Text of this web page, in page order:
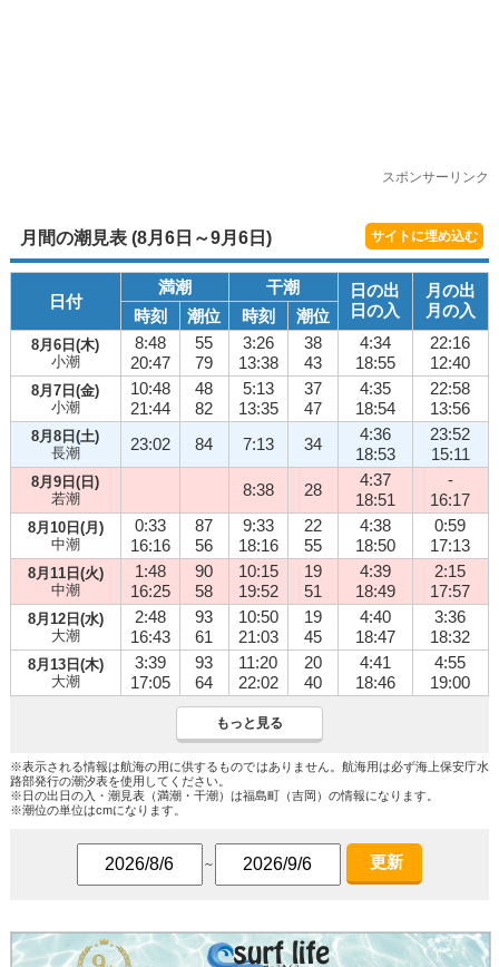
スポンサーリンク
月間の潮見表 (8月6日～9月6日) サイトに埋め込む
日付
満潮 干潮
日の出
日の入
月の出
月の入
時刻 潮位 時刻 潮位
8月6日(木)
小潮
8:48
20:47
55
79
3:26
13:38
38
43
4:34
18:55
22:16
12:40
8月7日(金)
小潮
10:48
21:44
48
82
5:13
13:35
37
47
4:35
18:54
22:58
13:56
8月8日(土)
長潮
23:02 84 7:13 34
4:36
18:53
23:52
15:11
8月9日(日)
若潮
8:38 28
4:37
18:51
-
16:17
8月10日(月)
中潮
0:33
16:16
87
56
9:33
18:16
22
55
4:38
18:50
0:59
17:13
8月11日(火)
中潮
1:48
16:25
90
58
10:15
19:52
19
51
4:39
18:49
2:15
17:57
8月12日(水)
大潮
2:48
16:43
93
61
10:50
21:03
19
45
4:40
18:47
3:36
18:32
8月13日(木)
大潮
3:39
17:05
93
64
11:20
22:02
20
40
4:41
18:46
4:55
19:00
もっと見る
※表示される情報は航海の用に供するものではありません。航海用は必ず海上保安庁水
路部発行の潮汐表を使用してください。
※日の出日の入・潮見表（満潮・干潮）は福島町（吉岡）の情報になります。
※潮位の単位はcmになります。
～ 更新